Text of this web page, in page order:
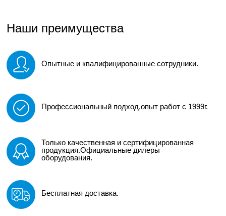
Наши преимущества
Опытные и квалифицированные сотрудники.
Профессиональный подход,опыт работ с 1999г.
Только качественная и сертифицированная
продукция.Официальные дилеры
оборудования.
Бесплатная доставка.